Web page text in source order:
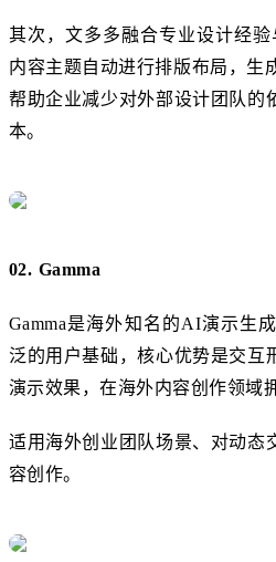
其次，文多多融合专业设计经
内容主题自动进行排版布局，生
帮助企业减少对外部设计团队的
本。
02. Gamma
Gamma是海外知名的AI演示生
泛的用户基础，核心优势是交互
演示效果，在海外内容创作领域
适用海外创业团队场景、对动态
容创作。